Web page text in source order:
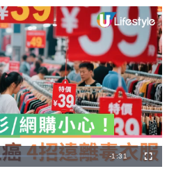
R
-1:31
F
u